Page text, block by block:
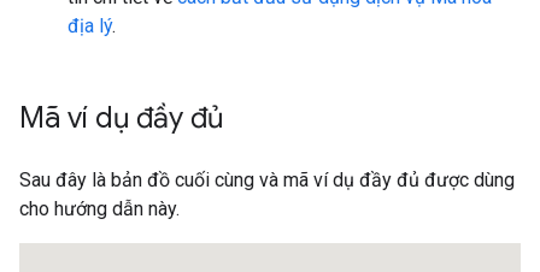
địa lý.
Mã ví dụ đầy đủ
Sau đây là bản đồ cuối cùng và mã ví dụ đầy đủ được dùng
cho hướng dẫn này.